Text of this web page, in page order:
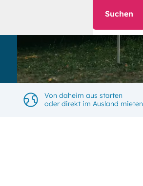
Suchen
Von daheim aus starten
oder direkt im Ausland mieten